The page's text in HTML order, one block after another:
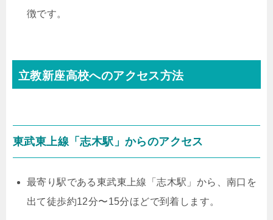
徴です。
立教新座高校へのアクセス方法
東武東上線「志木駅」からのアクセス
最寄り駅である東武東上線「志木駅」から、南口を
出て徒歩約12分〜15分ほどで到着します。